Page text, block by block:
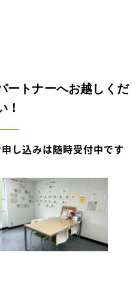
ートナーへお越しくだ
！
し込みは随時受付中です